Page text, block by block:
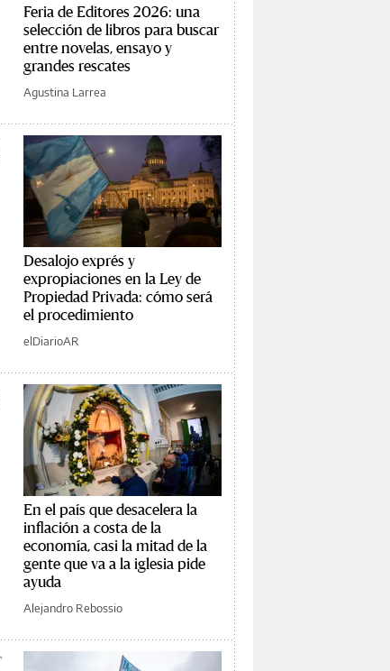
Feria de Editores 2026: una
selección de libros para buscar
entre novelas, ensayo y
grandes rescates
Agustina Larrea
Desalojo exprés y
expropiaciones en la Ley de
Propiedad Privada: cómo será
el procedimiento
elDiarioAR
En el país que desacelera la
inflación a costa de la
economía, casi la mitad de la
gente que va a la iglesia pide
ayuda
Alejandro Rebossio